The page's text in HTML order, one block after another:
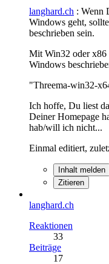
langhard.ch : Wenn
Windows geht,
beschrieben sein.
Mit Win32 oder
Windows
"Threema-win32-
Ich hoffe, Du liest
Deiner Homepage
hab/will ich nicht...
Einmal editiert,
Inhalt melden
Zitieren
langhard.ch
Reaktionen
33
Beiträge
17